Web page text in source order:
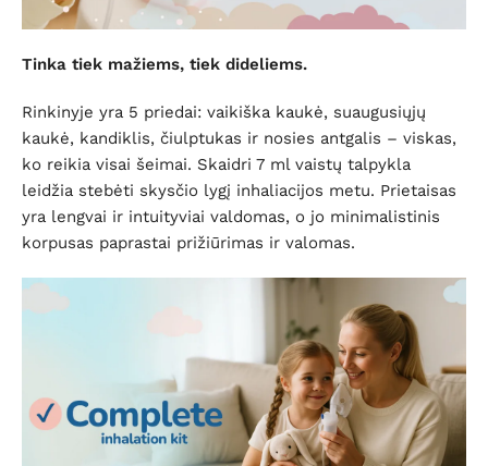
Tinka tiek mažiems, tiek dideliems.
Rinkinyje yra 5 priedai: vaikiška kaukė, suaugusiųjų
kaukė, kandiklis, čiulptukas ir nosies antgalis – viskas,
ko reikia visai šeimai. Skaidri 7 ml vaistų talpykla
leidžia stebėti skysčio lygį inhaliacijos metu. Prietaisas
yra lengvai ir intuityviai valdomas, o jo minimalistinis
korpusas paprastai prižiūrimas ir valomas.